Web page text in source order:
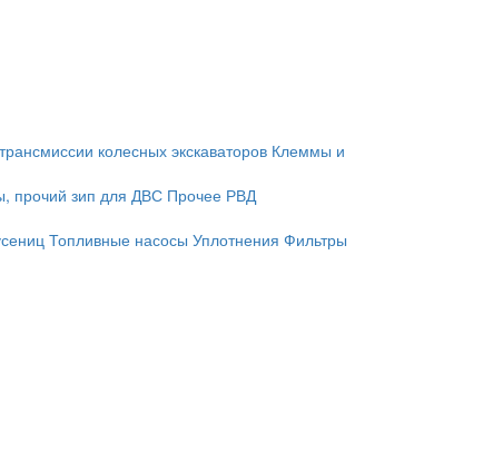
колесных экскаваторов Клеммы и
прочий зип для ДВС Прочее РВД
Топливные насосы Уплотнения Фильтры